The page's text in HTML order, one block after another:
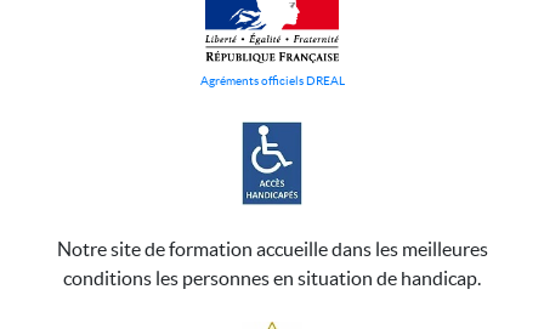
Agréments officiels DREAL
Notre site de formation accueille dans les meilleures
conditions les personnes en situation de handicap.